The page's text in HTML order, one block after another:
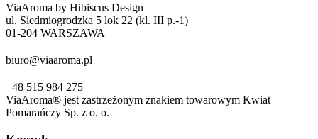
ViaAroma by Hibiscus Design
ul. Siedmiogrodzka 5 lok 22 (kl. III p.-1)
01-204 WARSZAWA
biuro@viaaroma.pl
+48 515 984 275
ViaAroma® jest zastrzeżonym znakiem towarowym Kwiat
Pomarańczy Sp. z o. o.